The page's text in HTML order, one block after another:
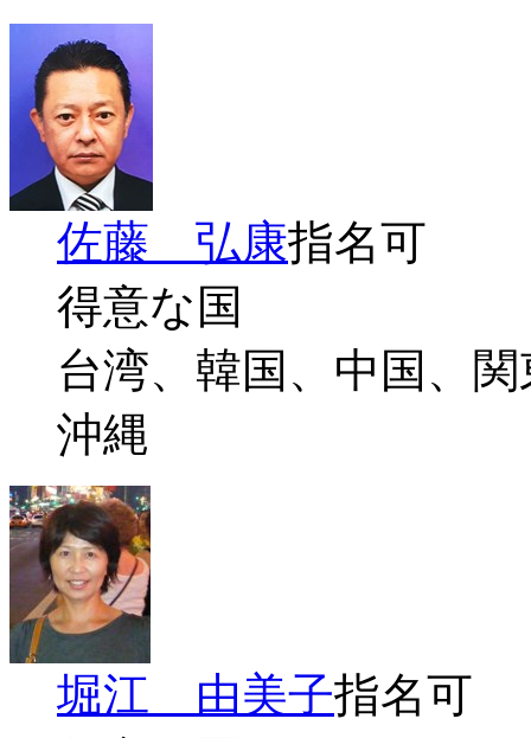
佐藤 弘康指名可
得意な国
台湾、韓国、中国、
沖縄
堀江 由美子指名可